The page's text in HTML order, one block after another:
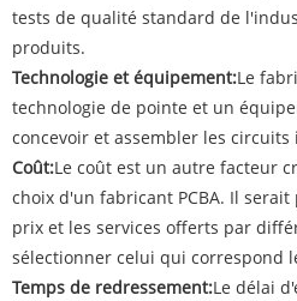
tests de qualité standard de
produits.
Technologie et équipement:Le
technologie de pointe et un
concevoir et assembler les circuits
Coût:Le coût est un autre facteur
choix d'un fabricant PCBA. Il
prix et les services offerts par
sélectionner celui qui correspond
Temps de redressement:Le délai